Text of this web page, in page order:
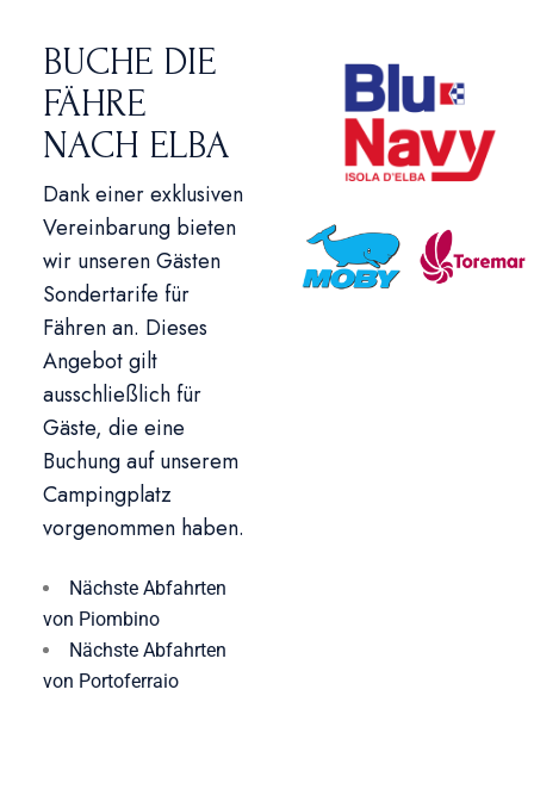
BUCHE DIE
FÄHRE
NACH ELBA
Dank einer exklusiven
Vereinbarung bieten
wir unseren Gästen
Sondertarife für
Fähren an. Dieses
Angebot gilt
ausschließlich für
Gäste, die eine
Buchung auf unserem
Campingplatz
vorgenommen haben.
Nächste Abfahrten
von Piombino
Nächste Abfahrten
von Portoferraio